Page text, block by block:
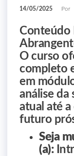
14/05/2025 Por
Conteúdo
O curso
completo
em
análise da
atual até
futuro
Seja
(a):